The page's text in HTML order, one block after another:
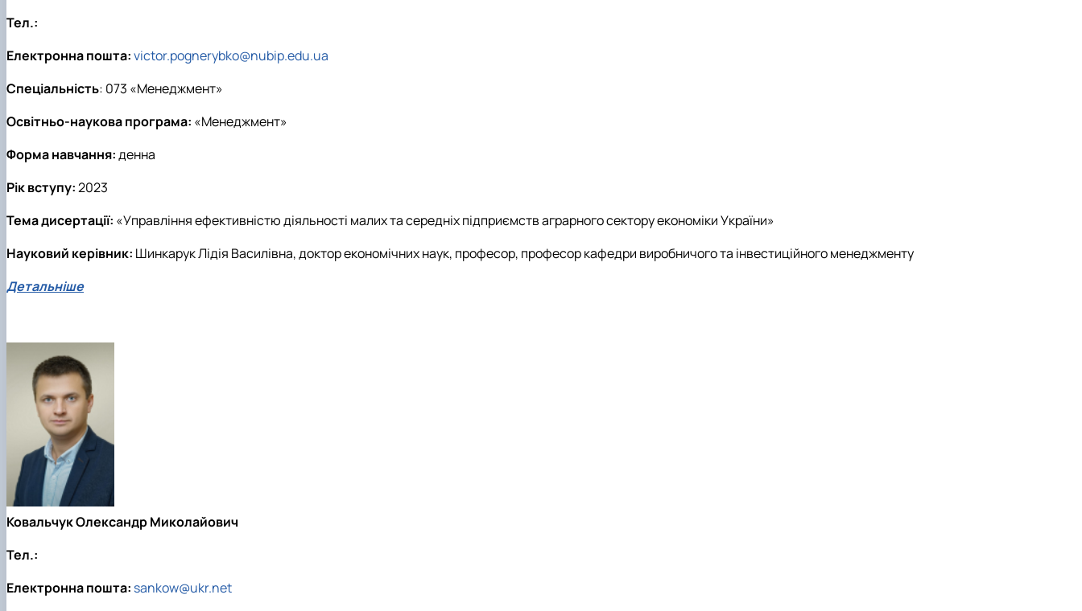
Тел.:
Електронна пошта:victor.pognerybko@nubip.edu.ua
Спеціальність: 073 «Менеджмент»
Освітньо-наукова програма: «Менеджмент»
Форма навчання:денна
Рік вступу:2023
Тема дисертації: «Управління ефективністю діяльності малих та середніх підприємств аграрного сектору економіки України»
Науковий керівник: Шинкарук Лідія Василівна, доктор економічних наук, професор, професор кафедри виробничого та інвестиційного менеджменту
Детальніше
Ковальчук Олександр Миколайович
Тел.:
Електронна пошта: sankow@ukr.net